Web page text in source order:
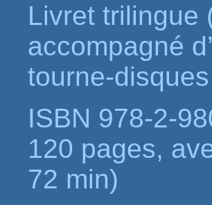
Livret trilingue
accompagné
tourne-
ISBN 978-2-
120 pages,
72 min)